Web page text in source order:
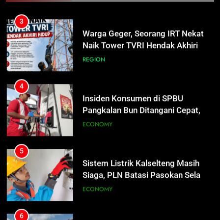
Pertamina Pastikan Pelayanan
Tetap Jalan
ECONOMY
5
7 Hari
ECONOMY
6
SPBU Sampit Segera Terurai
ECONOMY
7
3
Warga Geger, Seorang IRT Nekat
Naik Tower TVRI Hendak Akhiri
Hidup
REGION
4
Insiden Konsumen di SPBU
Pangkalan Bun Ditangani Cepat,
Pertamina Pastikan Pelayanan
ECONOMY
5
Sistem Listrik Kalselteng Masih
Siaga, PLN Batasi Pasokan Selama
7 Hari
ECONOMY
6